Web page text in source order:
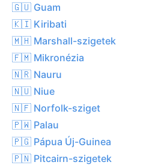
🇬🇺 Guam
🇰🇮 Kiribati
🇲🇭 Marshall-szigetek
🇫🇲 Mikronézia
🇳🇷 Nauru
🇳🇺 Niue
🇳🇫 Norfolk-sziget
🇵🇼 Palau
🇵🇬 Pápua Új-Guinea
🇵🇳 Pitcairn-szigetek